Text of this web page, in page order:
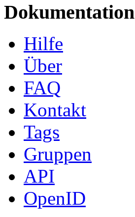
Dokumentation
Hilfe
Über
FAQ
Kontakt
Tags
Gruppen
API
OpenID